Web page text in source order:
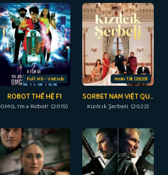
Full HD - Vietsub
ROBOT THẾ HỆ F1
OMG, I'm a Robot! (2015)
Hoàn Tất (29/29)
SORBET NAM VIỆT QUẤT
Kızılcık Şerbeti (2022)